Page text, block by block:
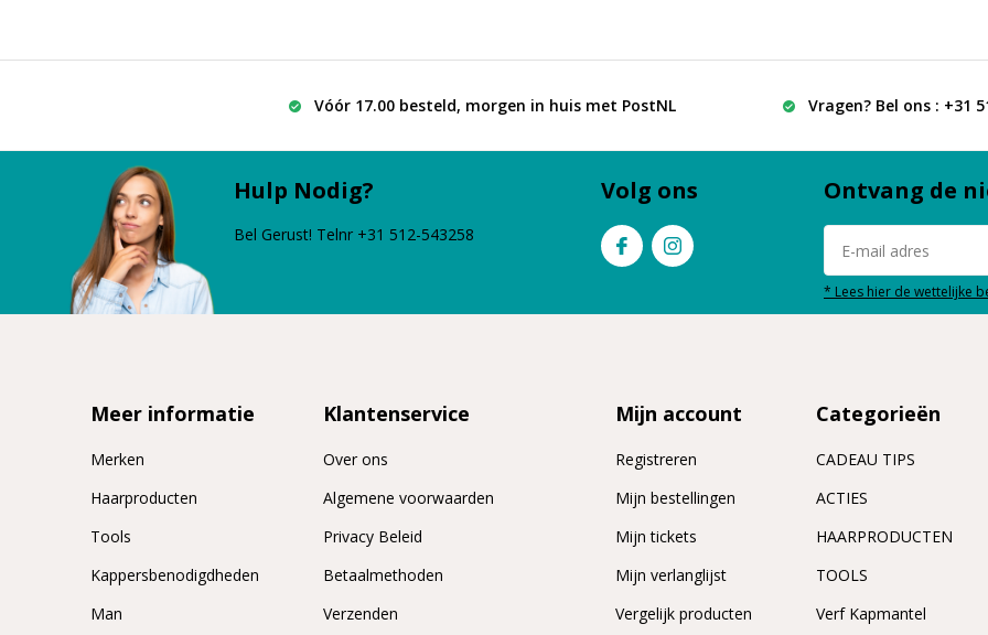
Vóór 17.00 besteld, morgen in huis met PostNL Vragen? Bel ons : +31
Hulp Nodig?
Bel Gerust! Telnr +31 512-543258
Volg ons Ontvang de
* Lees hier de wettelijke
Meer informatie
Merken
Haarproducten
Tools
Kappersbenodigdheden
Man
Klantenservice
Over ons
Algemene voorwaarden
Privacy Beleid
Betaalmethoden
Verzenden
Mijn account
Registreren
Mijn bestellingen
Mijn tickets
Mijn verlanglijst
Vergelijk producten
Categorieën
CADEAU TIPS
ACTIES
HAARPRODUCTEN
TOOLS
Verf Kapmantel